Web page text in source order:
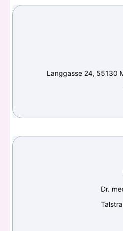
Don't have
Continue with
Langgasse 24, 55130
Dr.